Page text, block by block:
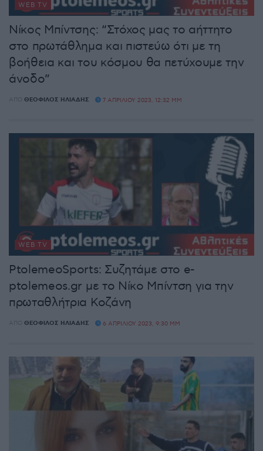
WEB TV
Νίκος Μπίντσης: “Στόχος μας το αήττητο
στο πρωτάθλημα και πιστεύω ότι με τη
βοήθεια και του κόσμου θα πετύχουμε την
άνοδο”
ΑΠΌ ΘΕΌΦΙΛΟΣ ΗΛΙΆΔΗΣ 7 ΑΠΡΙΛΊΟΥ 2023, 12:32 ΜΜ
WEB TV
PtolemeoSports: Συζητάμε στο e-
ptolemeos.gr με το Νίκο Μπίντση για την
πρωταθλήτρια Κοζάνη
ΑΠΌ ΘΕΌΦΙΛΟΣ ΗΛΙΆΔΗΣ 6 ΑΠΡΙΛΊΟΥ 2023, 9:30 ΜΜ